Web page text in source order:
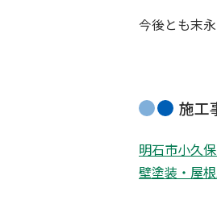
今後とも末
施工
明石市小久
壁塗装・屋